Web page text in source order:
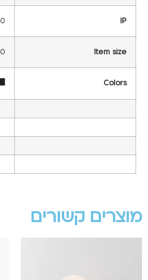
IP
Item size
mm
Colors
מוצרים קשורים